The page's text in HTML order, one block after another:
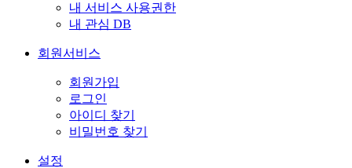
내 서비스 사용권한
내 관심 DB
회원서비스
회원가입
로그인
아이디 찾기
비밀번호 찾기
설정